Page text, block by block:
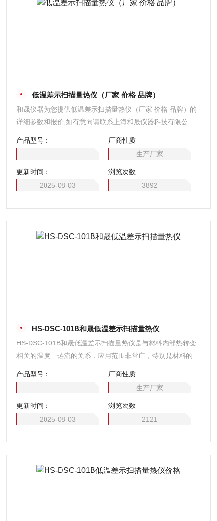
低温差示扫描量热仪（厂家 价格 品牌）
和晟仪器为您提供低温差示扫描量热仪（厂家 价格 品牌）的
详细参数和报价,如有意向请联系上海和晟仪器科技有限公
产品型号：
厂商性质：
生产厂家
更新时间：
2025-08-03
浏览次数：
3892
HS-DSC-101B和晟低温差示扫描量热仪
HS-DSC-101B和晟低温差示扫描量热仪是与材料内部热转变
相关的温度、热流的关系，应用范围非常广，特别是材料的研
冷结晶、相转变、熔融、结晶、热稳定性、固化/交联、氧化
诱导期等，都是DSC的研发领域。
产品型号：
厂商性质：
生产厂家
更新时间：
2025-08-03
浏览次数：
2121